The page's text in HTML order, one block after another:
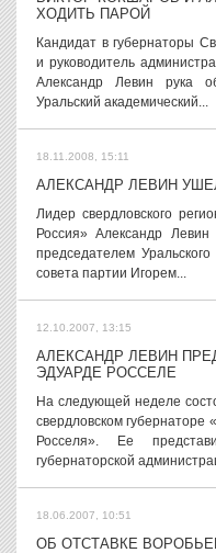
ХОДИТЬ ПАРОЙ
Кандидат в губернаторы
и руководитель
Александр Левин рука
Уральский академический...
18.11.2008, 15:11
АЛЕКСАНДР ЛЕВИН
Лидер свердловского
Россия» Александр
председателем
совета партии Игорем...
12.10.2007, 13:15
АЛЕКСАНДР ЛЕВИН
ЭДУАРДЕ РОССЕЛЕ
На следующей неделе
свердловском
Росселя». Ее
губернаторской
18.06.2007, 10:51
ОБ ОТСТАВКЕ